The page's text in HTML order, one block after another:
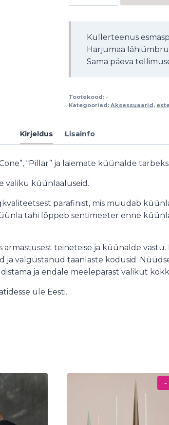
Kullerteenus
Harjumaa
Sama päeva
Tootekood: -
Kategooriad: Aksessuaarid,
Kirjeldus Lisainfo
“Pillar” ja laiemate küünalde tarbeks.
valiku küünlaaluseid.
parafinist, mis muudab
tahi lõppeb sentimeeter enne
teineteise ja küünalde
ja valgustanud taanlaste kodusid.
ja endale meelepärast valikut
üle Eesti.
-